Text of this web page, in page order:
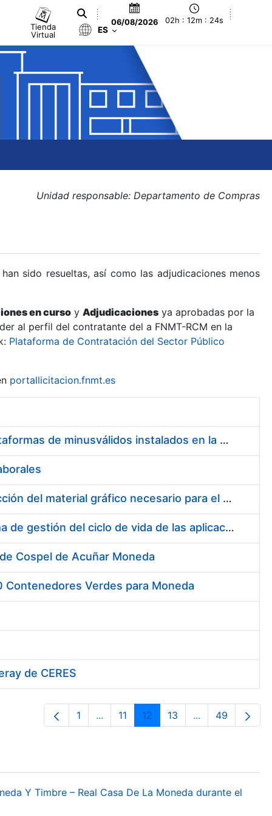
Tienda
Virtual
06/08/2026 02h : 12m : 24s
ES
Unidad responsable: Departamento de Compras
sido resueltas, así como las adjudicaciones menos
en curso y Adjudicaciones ya aprobadas por la
al perfil del contratante del a FNMT-RCM en la
Plataforma de Contratación del Sector Público
portallicitacion.fnmt.es
Servicio de Mantenimiento de los ascensores, montacargas y plataformas de minusválidos instalados en la FNMT-RCM
Suscripción de acuerdo marco para el servicio de diseño y producción del material gráfico necesario para el desarrollo de la actividad comercial, institucional y cultural de la entidad pública empresarial Fábrica Nacional de Moneda y Timbre-Real Casa de la Moneda (FNMT-RCM)
Servicios de consultoría para implantación por fases de un sistema de gestión del ciclo de vida de las aplicaciones en el área de desarrollo de CERES (fase 2)
Cospel de Acuñar Moneda
Contenedores Verdes para Moneda
de CERES
Página
1 ...Páginas intermedias Use TAB para
Página
11 Página
12 Página
13 ...PáginasPágina
49
Y Timbre – Real Casa De La Moneda durante el